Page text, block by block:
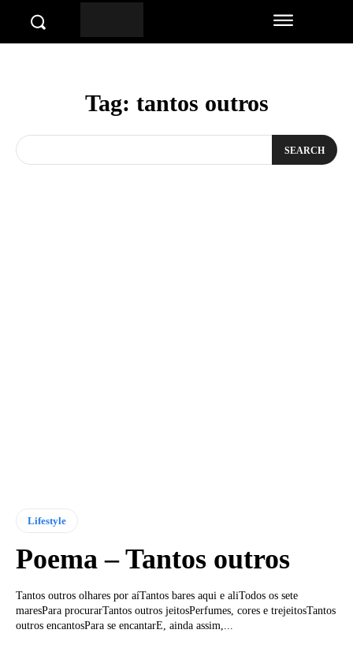
Tag: tantos outros
SEARCH
Lifestyle
Poema – Tantos outros
Tantos outros olhares por aíTantos bares aqui e aliTodos os sete
maresPara procurarTantos outros jeitosPerfumes, cores e trejeitosTantos
outros encantosPara se encantarE, ainda assim,...